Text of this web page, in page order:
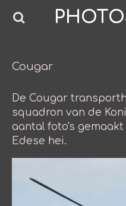
Ga
de
Cougar
De Cougar
squadron van de
aantal foto's
Edese hei.